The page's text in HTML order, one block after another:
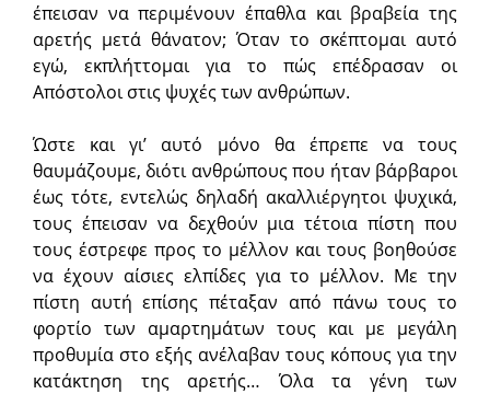
έπεισαν να περιμένουν έπαθλα και βραβεία της
αρετής μετά θάνατον; Όταν το σκέπτομαι αυτό
εγώ, εκπλήττομαι για το πώς επέδρασαν οι
Απόστολοι στις ψυχές των ανθρώπων.
Ώστε και γι’ αυτό μόνο θα έπρεπε να τους
θαυμάζουμε, διότι ανθρώπους που ήταν βάρβαροι
έως τότε, εντελώς δηλαδή ακαλλιέργητοι ψυχικά,
τους έπεισαν να δεχθούν μια τέτοια πίστη που
τους έστρεφε προς το μέλλον και τους βοηθούσε
να έχουν αίσιες ελπίδες για το μέλλον. Με την
πίστη αυτή επίσης πέταξαν από πάνω τους το
φορτίο των αμαρτημάτων τους και με μεγάλη
προθυμία στο εξής ανέλαβαν τους κόπους για την
κατάκτηση της αρετής… Όλα τα γένη των